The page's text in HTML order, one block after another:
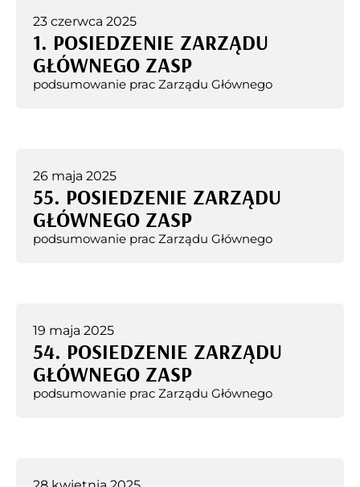
23 czerwca 2025
1. POSIEDZENIE ZARZĄDU
GŁÓWNEGO ZASP
podsumowanie prac Zarządu Głównego
26 maja 2025
55. POSIEDZENIE ZARZĄDU
GŁÓWNEGO ZASP
podsumowanie prac Zarządu Głównego
19 maja 2025
54. POSIEDZENIE ZARZĄDU
GŁÓWNEGO ZASP
podsumowanie prac Zarządu Głównego